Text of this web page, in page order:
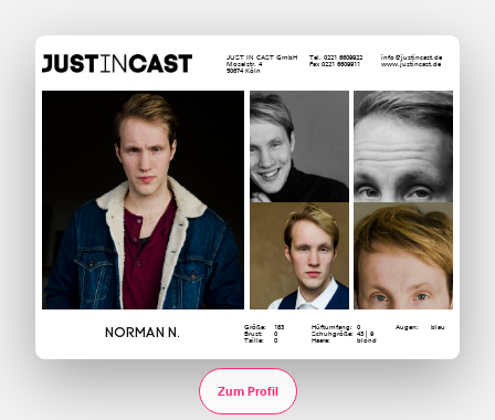
JUST IN CAST GmbH
Moselstr. 4
50674 Köln
Tel. 0221 6609922
Fax 0221 6609911
info@justincast.de
www.justincast.de
Norman N. Größe: 183 Hüftumfang: 0 Augen: blau
Brust: 0 Schuhgröße: 43 | 9
Taille: 0 Haare: blond
Zum Profil